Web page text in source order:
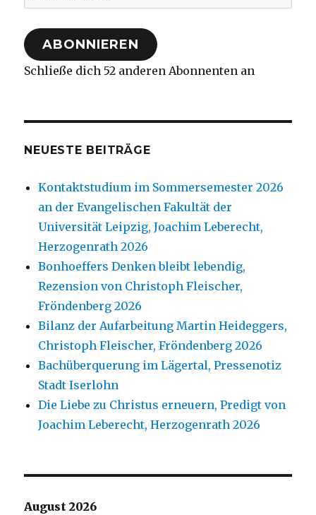
Mail-
Adresse
ABONNIEREN
Schließe dich 52 anderen Abonnenten an
NEUESTE BEITRÄGE
Kontaktstudium im Sommersemester 2026
an der Evangelischen Fakultät der
Universität Leipzig, Joachim Leberecht,
Herzogenrath 2026
Bonhoeffers Denken bleibt lebendig,
Rezension von Christoph Fleischer,
Fröndenberg 2026
Bilanz der Aufarbeitung Martin Heideggers,
Christoph Fleischer, Fröndenberg 2026
Bachüberquerung im Lägertal, Pressenotiz
Stadt Iserlohn
Die Liebe zu Christus erneuern, Predigt von
Joachim Leberecht, Herzogenrath 2026
August 2026